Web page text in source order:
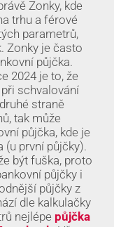
Zonky, kde
trhu a férové
parametrů,
Zonky je často
půjčka.
2024 je to, že
schvalování
straně
tak může
půjčka, kde je
(u první půjčky).
být fuška, proto
půjčky i
půjčky z
dle kalkulačky
nejlépe půjčka